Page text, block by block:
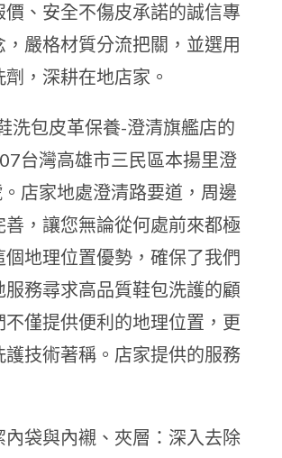
價、安全不傷皮承諾的誠信專
，嚴格材質分流把關，並選用
，深耕在地店家。
洗包皮革保養-澄清旗艦店的
台灣高雄市三民區本揚里澄
店家地處澄清路要道，周邊
善，讓您無論從何處前來都極
個地理位置優勢，確保了我們
服務尋求高品質鞋包洗護的顧
不僅提供便利的地理位置，更
護技術著稱。店家提供的服務
內袋與內襯、夾層：深入去除